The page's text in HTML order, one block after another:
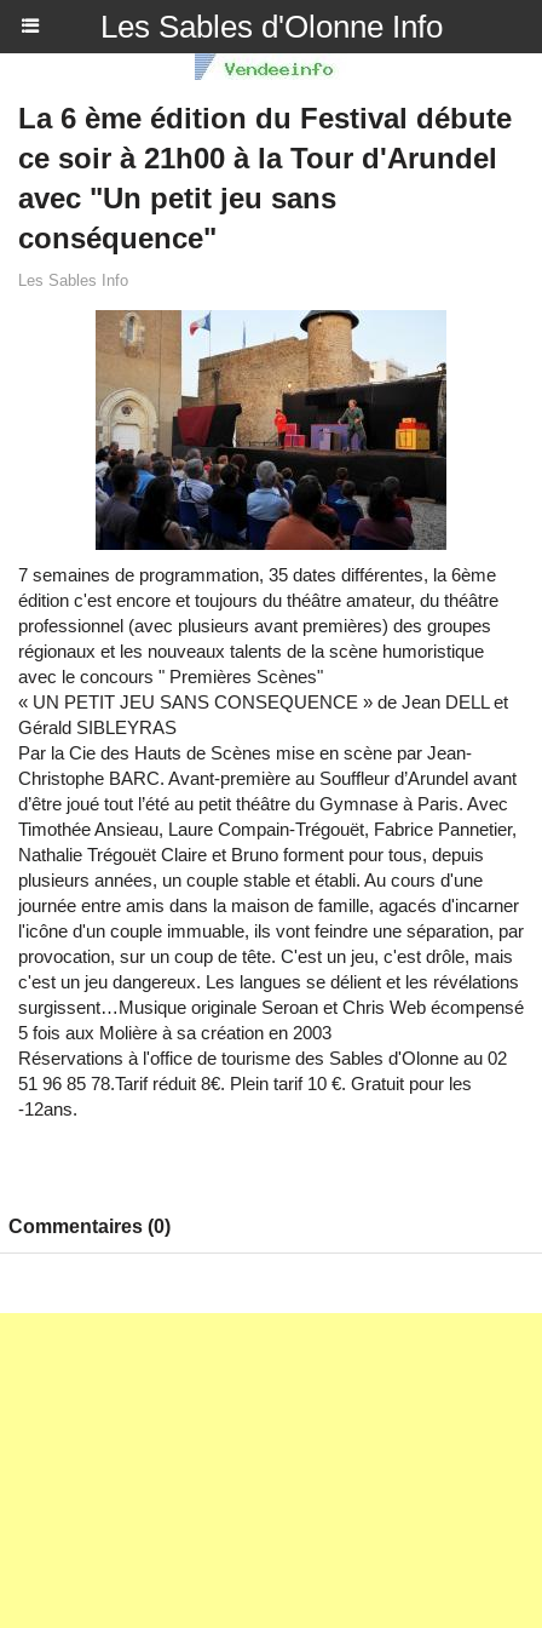
Les Sables d'Olonne Info
La 6 ème édition du Festival débute
ce soir à 21h00 à la Tour d'Arundel
avec "Un petit jeu sans
conséquence"
Les Sables Info
7 semaines de programmation, 35 dates différentes, la 6ème
édition c'est encore et toujours du théâtre amateur, du théâtre
professionnel (avec plusieurs avant premières) des groupes
régionaux et les nouveaux talents de la scène humoristique
avec le concours " Premières Scènes"
« UN PETIT JEU SANS CONSEQUENCE » de Jean DELL et
Gérald SIBLEYRAS
Par la Cie des Hauts de Scènes mise en scène par Jean-
Christophe BARC. Avant-première au Souffleur d’Arundel avant
d’être joué tout l’été au petit théâtre du Gymnase à Paris. Avec
Timothée Ansieau, Laure Compain-Trégouët, Fabrice Pannetier,
Nathalie Trégouët Claire et Bruno forment pour tous, depuis
plusieurs années, un couple stable et établi. Au cours d'une
journée entre amis dans la maison de famille, agacés d'incarner
l'icône d'un couple immuable, ils vont feindre une séparation, par
provocation, sur un coup de tête. C'est un jeu, c'est drôle, mais
c'est un jeu dangereux. Les langues se délient et les révélations
surgissent…Musique originale Seroan et Chris Web écompensé
5 fois aux Molière à sa création en 2003
Réservations à l'office de tourisme des Sables d'Olonne au 02
51 96 85 78.Tarif réduit 8€. Plein tarif 10 €. Gratuit pour les
-12ans.
Commentaires (0)